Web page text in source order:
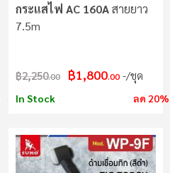
กระแสไฟ AC 160Aสายยาว
7.5m
฿2,250.00 ฿1,800.00 /ชุด
In Stock ลด 20%